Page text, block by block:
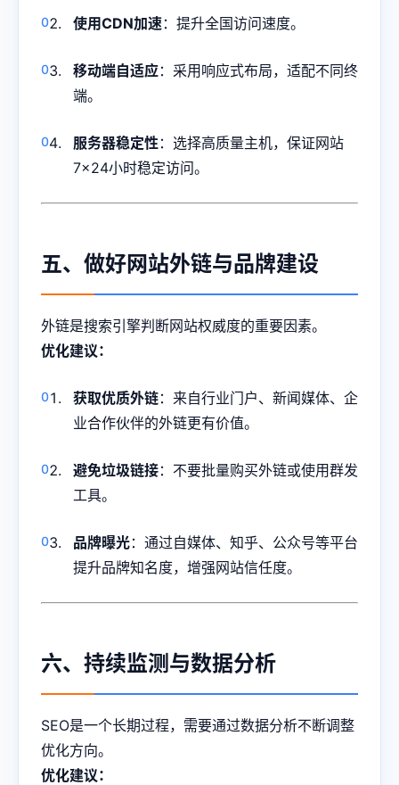
使用CDN加速：提升全国访问速度。
移动端自适应：采用响应式布局，适配不同终
端。
服务器稳定性：选择高质量主机，保证网站
7×24小时稳定访问。
五、做好网站外链与品牌建设
外链是搜索引擎判断网站权威度的重要因素。
优化建议：
获取优质外链：来自行业门户、新闻媒体、企
业合作伙伴的外链更有价值。
避免垃圾链接：不要批量购买外链或使用群发
工具。
品牌曝光：通过自媒体、知乎、公众号等平台
提升品牌知名度，增强网站信任度。
六、持续监测与数据分析
SEO是一个长期过程，需要通过数据分析不断调整
优化方向。
优化建议：